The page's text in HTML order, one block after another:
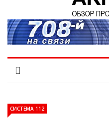
СИСТЕМА 112